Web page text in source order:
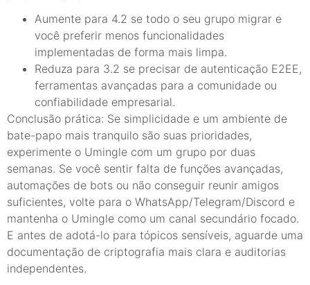
Aumente para 4.2 se todo o seu grupo migrar e
você preferir menos funcionalidades
implementadas de forma mais limpa.
Reduza para 3.2 se precisar de autenticação E2EE,
ferramentas avançadas para a comunidade ou
confiabilidade empresarial.
Conclusão prática: Se simplicidade e um ambiente de
bate-papo mais tranquilo são suas prioridades,
experimente o Umingle com um grupo por duas
semanas. Se você sentir falta de funções avançadas,
automações de bots ou não conseguir reunir amigos
suficientes, volte para o WhatsApp/Telegram/Discord e
mantenha o Umingle como um canal secundário focado.
E antes de adotá-lo para tópicos sensíveis, aguarde uma
documentação de criptografia mais clara e auditorias
independentes.